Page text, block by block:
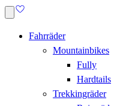
Fahrräder
Mountainbikes
Fully
Hardtails
Trekkingräder